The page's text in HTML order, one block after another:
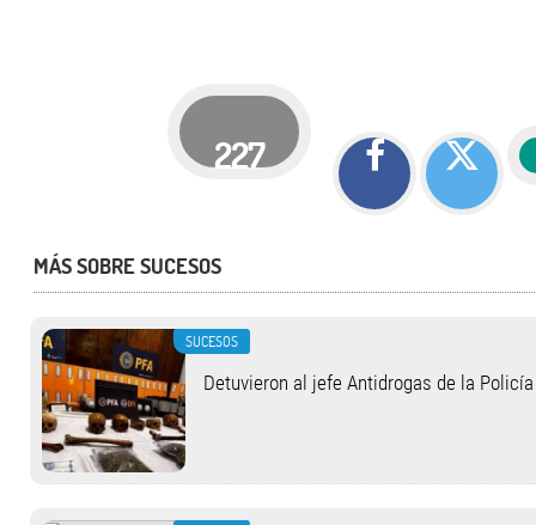
227
MÁS SOBRE SUCESOS
SUCESOS
Detuvieron al jefe Antidrogas de la